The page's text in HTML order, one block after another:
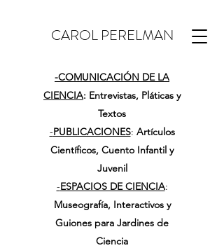
CAROL PERELMAN
-COMUNICACIÓN DE LA
CIENCIA: Entrevistas, Pláticas y
Textos
-PUBLICACIONES: Artículos
Científicos, Cuento Infantil y
Juvenil
-ESPACIOS DE CIENCIA:
Museografía, Interactivos y
Guiones para Jardines de
Ciencia